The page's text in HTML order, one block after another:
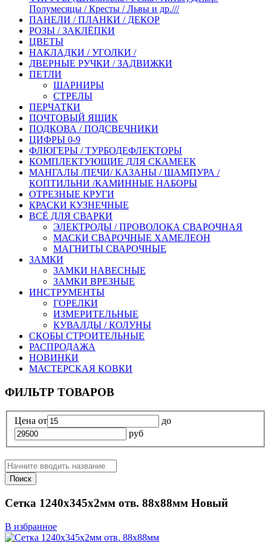
Полумесяцы / Кресты / Львы и др.///
ПАНЕЛИ / ПЛАНКИ / ДЕКОР
РОЗЫ / ЗАКЛЁПКИ
ЦВЕТЫ
НАКЛАДКИ / УГОЛКИ /
ДВЕРНЫЕ РУЧКИ / ЗАДВИЖКИ
ПЕТЛИ
ШАРНИРЫ
СТРЕЛЫ
ПЕРЧАТКИ
ПОЧТОВЫЙ ЯЩИК
ПОДКОВА / ПОДСВЕЧНИКИ
ЦИФРЫ 0-9
ФЛЮГЕРЫ / ТУРБОДЕФЛЕКТОРЫ
КОМПЛЕКТУЮЩИЕ ДЛЯ СКАМЕЕК
МАНГАЛЫ /ПЕЧИ/ КАЗАНЫ / ШАМПУРА /
КОПТИЛЬНИ /КАМИННЫЕ НАБОРЫ
ОТРЕЗНЫЕ КРУГИ
КРАСКИ КУЗНЕЧНЫЕ
ВСЁ ДЛЯ СВАРКИ
ЭЛЕКТРОДЫ / ПРОВОЛОКА СВАРОЧНАЯ
МАСКИ СВАРОЧНЫЕ ХАМЕЛЕОН
МАГНИТЫ СВАРОЧНЫЕ
ЗАМКИ
ЗАМКИ НАВЕСНЫЕ
ЗАМКИ ВРЕЗНЫЕ
ИНСТРУМЕНТЫ
ГОРЕЛКИ
ИЗМЕРИТЕЛЬНЫЕ
КУВАЛДЫ / КОЛУНЫ
СКОБЫ СТРОИТЕЛЬНЫЕ
РАСПРОДАЖА
НОВИНКИ
МАСТЕРСКАЯ КОВКИ
ФИЛЬТР ТОВАРОВ
Цена от
до
руб
Поиск
Сетка 1240х345х2мм отв. 88х88мм Новый
В избранное